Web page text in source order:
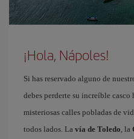
¡Hola, Nápoles!
Si has reservado alguno de
debes perderte su increíble
misteriosas calles pobladas de
todos lados. La vía de Toledo, la